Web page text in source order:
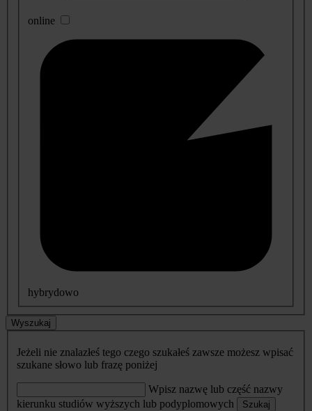
online
hybrydowo
Wyszukaj
Jeżeli nie znalazłeś tego czego szukałeś zawsze możesz wpisać
szukane słowo lub frazę poniżej
Wpisz nazwę lub część nazwy
kierunku studiów wyższych lub podyplomowych
Szukaj